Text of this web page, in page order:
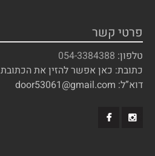
פרטי קשר
טלפון: 054-3384388
כתובת: כאן אפשר להזין את הכתובת
דוא”ל: door53061@gmail.com